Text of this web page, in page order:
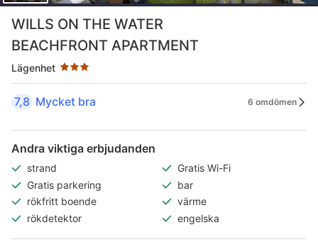
WILLS ON THE WATER
BEACHFRONT APARTMENT
Lägenhet
Stjärnklassificering: 3 stjärnor
7,8 Mycket bra 6 omdömen
Andra viktiga erbjudanden
strand
Gratis Wi-Fi
Gratis parkering
bar
rökfritt boende
värme
rökdetektor
engelska